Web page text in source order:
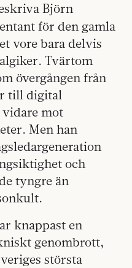
Björn
för den gamla
vore bara delvis
Tvärtom
övergången från
till digital
mot
Men han
och
tyngre än
knappast en
genombrott,
största